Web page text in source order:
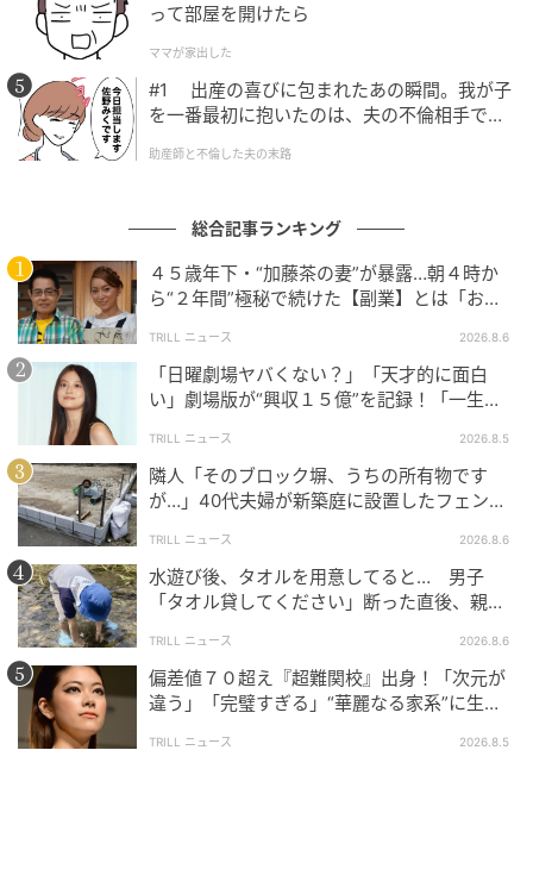
う報告も多数見られました。
さらに、二代目となるつば九郎へ向けた「あなたはあ
なたの色をどんどん出して行ってください！比べなく
ていいしマネしなくていい」「これまでつばちゃんに
エールも印象的です。盟友・ドアラとの絡みを期待す
る声や、「神宮球場行きたーい！」と球場での再会を
待ちわびる声など、ファンとの深い絆が伝わってきま
す。
ライターコメント
正直さんの言葉や、池山監督をはじめとするチームメ
イトからの「おかえり」に、つば九郎がどれだけ愛さ
れている存在なのかを改めて実感しました。そして、
何より感動したのは、ファンの皆様から寄せられた
「比べなくていい」「自分らしく」という二代目に対
する温かいエールです。悲しみを乗り越え、球団とフ
ァンが一体となって新しい一歩を踏み出す3月31日の
神宮球場は、きっと優しさと笑顔に包まれるはずで
す。おかえりなさい、つば九郎！
って部屋を開けたら
ママが家出した
#1 出産の喜びに包まれたあの瞬間。我が子
を一番最初に抱いたのは、夫の不倫相手でし
助産師と不倫した夫の末路
総合記事ランキング
４５歳年下・“加藤茶の妻”が暴露…朝４時か
ら“２年間”極秘で続けた【副業】とは「お金
TRILL ニュース 2026.8.6
「日曜劇場ヤバくない？」「天才的に面白
い」劇場版が“興収１５億”を記録！「一生言
TRILL ニュース 2026.8.5
隣人「そのブロック塀、うちの所有物です
が…」40代夫婦が新築庭に設置したフェン
TRILL ニュース 2026.8.6
水遊び後、タオルを用意してると… 男子
「タオル貸してください」断った直後、親が
TRILL ニュース 2026.8.6
偏差値７０超え『超難関校』出身！「次元が
違う」「完璧すぎる」“華麗なる家系”に生ま
TRILL ニュース 2026.8.5